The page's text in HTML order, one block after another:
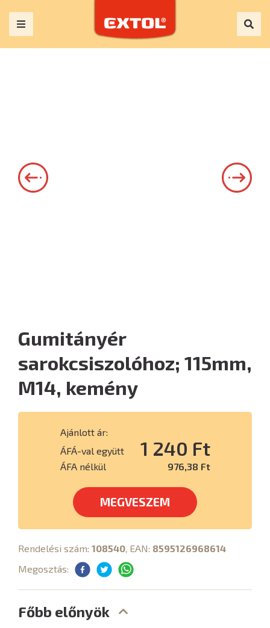
Gumitányér
sarokcsiszolóhoz; 115mm,
M14, kemény
Ajánlott ár:
ÁFÁ-val együtt
1 240 Ft
ÁFA nélkül 976,38 Ft
MEGVESZEM
Rendelési szám: 108540, EAN: 8595126968614
Megosztás:
Főbb előnyök